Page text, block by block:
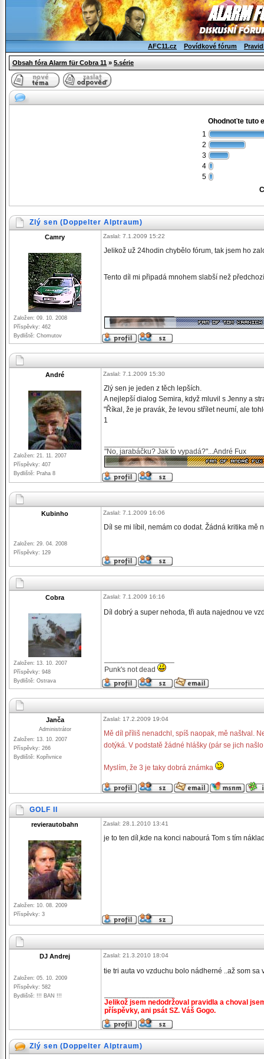
AFC11.cz Povídkové fórum
Obsah fóra Alarm für Cobra 11 » 5.série
Ohodnoťte tuto
1
2
3
4
5
Zlý sen (Doppelter Alptraum)
Camry
Založen: 09. 10. 2008
Příspěvky: 462
Bydliště: Chomutov
Zaslal: 7.1.2009 15:22
Jelikož už 24hodin chybělo fórum, tak jsem ho
Tento díl mi připadá mnohem slabší než
André
Založen: 21. 11. 2007
Příspěvky: 407
Bydliště: Praha 8
Zaslal: 7.1.2009 15:30
Zlý sen je jeden z těch lepších.
A nejlepší dialog Semira, když mluvil s Jenny a
"Říkal, že je pravák, že levou střílet neumí, ale
1
"No, jarabáčku? Jak to vypadá?"...André Fux
Kubinho
Založen: 29. 04. 2008
Příspěvky: 129
Zaslal: 7.1.2009 16:06
Díl se mi líbil, nemám co dodat. Žádná kritika mě
Cobra
Založen: 13. 10. 2007
Příspěvky: 948
Bydliště: Ostrava
Zaslal: 7.1.2009 16:16
Díl dobrý a super nehoda, tři auta najednou ve
Punk's not dead
Janča
Administrátor
Založen: 13. 10. 2007
Příspěvky: 266
Bydliště: Kopřivnice
Zaslal: 17.2.2009 19:04
Mě díl příliš nenadchl, spíš naopak, mě naštval.
dotýká. V podstatě žádné hlášky (pár se jich
Myslím, že 3 je taky dobrá známka
GOLF II
revierautobahn
Založen: 10. 08. 2009
Příspěvky: 3
Zaslal: 28.1.2010 13:41
je to ten díl,kde na konci nabourá Tom s tím
DJ Andrej
Založen: 05. 10. 2009
Příspěvky: 582
Bydliště: !!! BAN !!!
Zaslal: 21.3.2010 18:04
tie tri auta vo vzduchu bolo nádherné ..až som
Jelikož jsem nedodržoval pravidla a choval
příspěvky, ani psát SZ. Váš Gogo.
Zlý sen (Doppelter Alptraum)